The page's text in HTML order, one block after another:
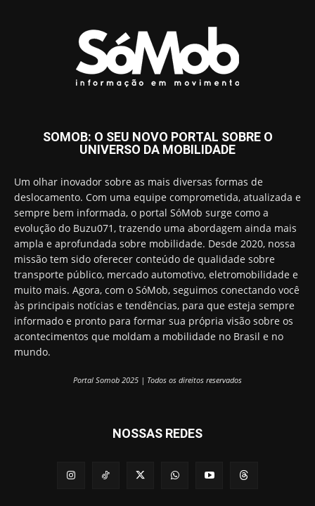
SOMOB: O SEU NOVO PORTAL SOBRE O
UNIVERSO DA MOBILIDADE
Um olhar inovador sobre as mais diversas formas de
deslocamento. Com uma equipe comprometida, atualizada e
sempre bem informada, o portal SóMob surge como a
evolução do Buzu071, trazendo uma abordagem ainda mais
ampla e aprofundada sobre mobilidade. Desde 2020, nossa
missão tem sido oferecer conteúdo de qualidade sobre
transporte público, mercado automotivo, eletromobilidade e
muito mais. Agora, com o SóMob, seguimos conectando você
às principais notícias e tendências, para que esteja sempre
informado e pronto para formar sua própria visão sobre os
acontecimentos que moldam a mobilidade no Brasil e no
mundo.
Portal Somob 2025 | Todos os direitos reservados
NOSSAS REDES